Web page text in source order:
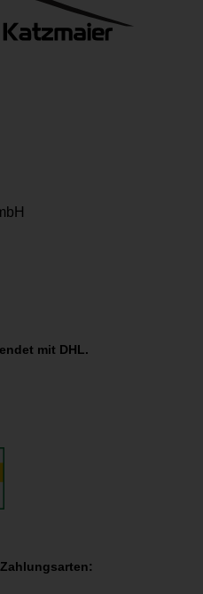
mit DHL.